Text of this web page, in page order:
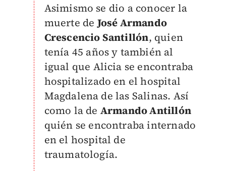
Asimismo se dio a conocer la
muerte deJosé Armando
Crescencio Santillón, quien
tenía 45 años y también al
igual que Alicia se encontraba
hospitalizado en el hospital
Magdalena de las Salinas. Así
como la de Armando Antillón
quién se encontraba internado
en el hospital de
traumatología.